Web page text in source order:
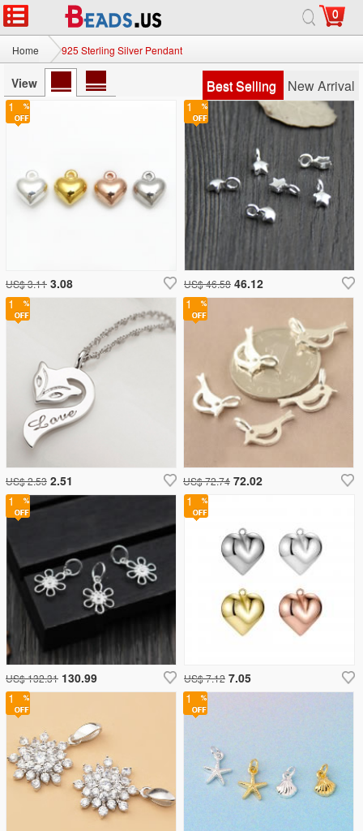
0
Home 925 Sterling Silver Pendant
View Best Selling New Arrival
1
1
US$ 7.12 7.05
1
US$ 46.58 46.12
1
US$ 2.53 2.51
1
US$ 72.74 72.02
1
US$ 3.11 3.08
1
US$ 132.31 130.99
1